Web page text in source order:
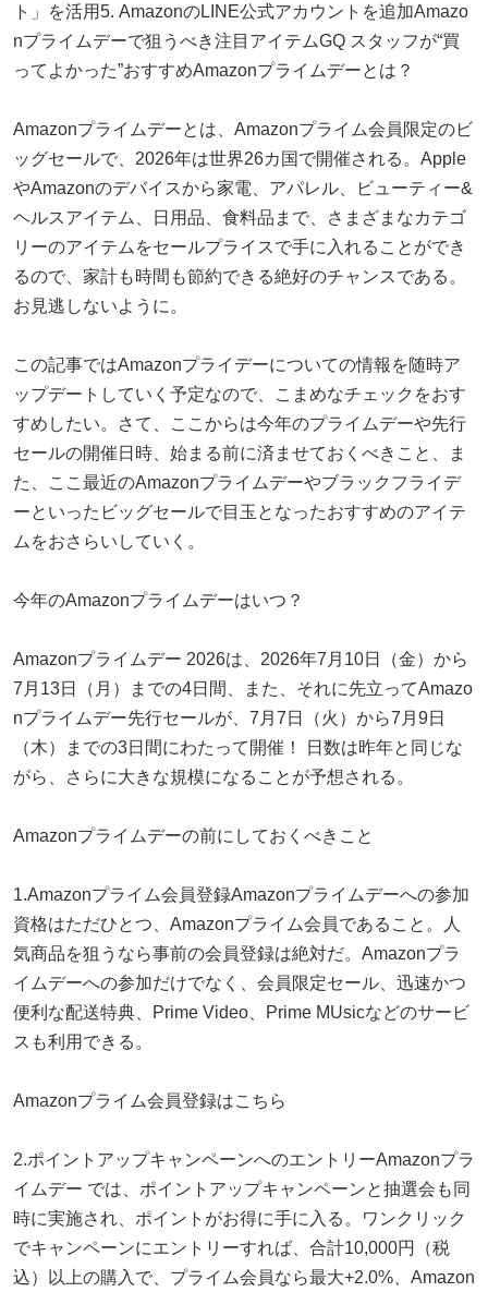
ト」を活用5. AmazonのLINE公式アカウントを追加Amazo
nプライムデーで狙うべき注目アイテムGQ スタッフが“買
ってよかった”おすすめAmazonプライムデーとは？
Amazonプライムデーとは、Amazonプライム会員限定のビ
ッグセールで、2026年は世界26カ国で開催される。Apple
やAmazonのデバイスから家電、アパレル、ビューティー&
ヘルスアイテム、日用品、食料品まで、さまざまなカテゴ
リーのアイテムをセールプライスで手に入れることができ
るので、家計も時間も節約できる絶好のチャンスである。
お見逃しないように。
この記事ではAmazonプライデーについての情報を随時ア
ップデートしていく予定なので、こまめなチェックをおす
すめしたい。さて、ここからは今年のプライムデーや先行
セールの開催日時、始まる前に済ませておくべきこと、ま
た、ここ最近のAmazonプライムデーやブラックフライデ
ーといったビッグセールで目玉となったおすすめのアイテ
ムをおさらいしていく。
今年のAmazonプライムデーはいつ？
Amazonプライムデー 2026は、2026年7月10日（金）から
7月13日（月）までの4日間、また、それに先立ってAmazo
nプライムデー先行セールが、7月7日（火）から7月9日
（木）までの3日間にわたって開催！ 日数は昨年と同じな
がら、さらに大きな規模になることが予想される。
Amazonプライムデーの前にしておくべきこと
1.Amazonプライム会員登録Amazonプライムデーへの参加
資格はただひとつ、Amazonプライム会員であること。人
気商品を狙うなら事前の会員登録は絶対だ。Amazonプラ
イムデーへの参加だけでなく、会員限定セール、迅速かつ
便利な配送特典、Prime Video、Prime MUsicなどのサービ
スも利用できる。
Amazonプライム会員登録はこちら
2.ポイントアップキャンペーンへのエントリーAmazonプラ
イムデー では、ポイントアップキャンペーンと抽選会も同
時に実施され、ポイントがお得に手に入る。ワンクリック
でキャンペーンにエントリーすれば、合計10,000円（税
込）以上の購入で、プライム会員なら最大+2.0%、Amazon